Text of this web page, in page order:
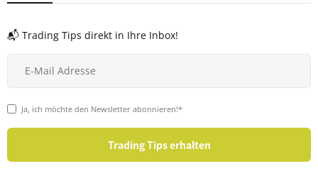
📬 Trading Tips direkt in Ihre Inbox!
Ja, ich möchte den Newsletter abonnieren!*